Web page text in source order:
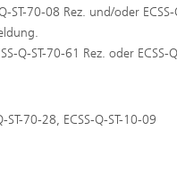
70-08 Rez. und/oder ECSS-
Q-ST-70-61 Rez. oder ECSS-
ST-70-28, ECSS-Q-ST-10-09